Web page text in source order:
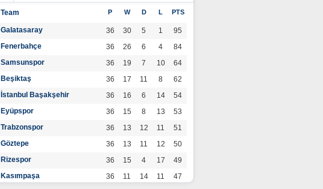
Team P W D L PTS
Galatasaray 36 30 5 1
95
Fenerbahçe 36 26 6 4
84
Samsunspor 36 19 7 10
64
Beşiktaş 36 17 11 8
62
İstanbul Başakşehir 36 16 6 14
54
Eyüpspor 36 15 8 13
53
Trabzonspor 36 13 12 11
51
Göztepe 36 13 11 12
50
Rizespor 36 15 4 17
49
Kasımpaşa 36 11 14 11
47